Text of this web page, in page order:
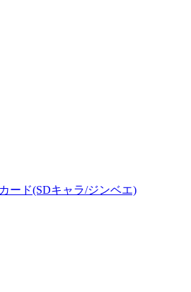
ード(SDキャラ/ジンベエ)